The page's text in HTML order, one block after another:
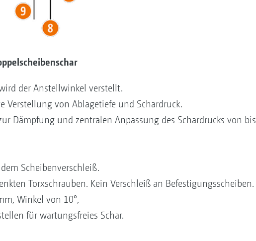
der Anstellwinkel verstellt.
von Ablagetiefe und Schardruck.
Dämpfung und zentralen Anpassung des Schardrucks von bis
Scheibenverschleiß.
Torxschrauben. Kein Verschleiß an Befestigungsscheiben.
Winkel von 10°,
für wartungsfreies Schar.